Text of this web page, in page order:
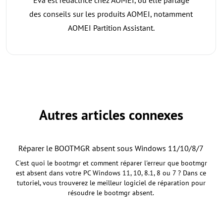
des conseils sur les produits AOMEI, notamment
AOMEI Partition Assistant.
Autres articles connexes
Réparer le BOOTMGR absent sous Windows 11/10/8/7
C'est quoi le bootmgr et comment réparer l'erreur que bootmgr
est absent dans votre PC Windows 11, 10, 8.1, 8 ou 7 ? Dans ce
tutoriel, vous trouverez le meilleur logiciel de réparation pour
résoudre le bootmgr absent.